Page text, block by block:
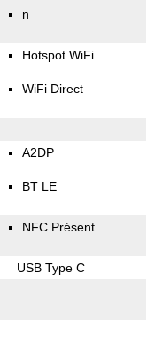
n
Hotspot WiFi
WiFi Direct
A2DP
BT LE
NFC Présent
USB Type C